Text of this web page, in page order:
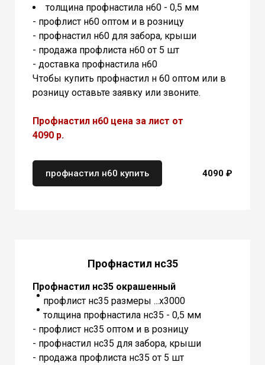
толщина профнастила н60 - 0,5 мм
- профлист н60 оптом и в розницу
- профнастил н60 для забора, крыши
- продажа профлиста н60 от 5 шт
- доставка профнастила н60
Чтобы купить профнастил н 60 оптом или в
розницу оставьте заявку или звоните.
Профнастил н60 цена за лист от
4090 р.
профнастил н60 купить 4090 ₽
Профнастил нс35
Профнастил нс35 окрашенный
профлист нс35 размеры ...х3000
толщина профнастила нс35 - 0,5 мм
- профлист нс35 оптом и в розницу
- профнастил нс35 для забора, крыши
- продажа профлиста нс35 от 5 шт